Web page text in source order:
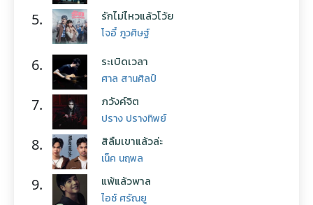
5. รักไม่ไหวแล้วโว้ย
โจอี้ ภูวศิษฐ์
6. ระเบิดเวลา
ศาล สานศิลป์
7. ภวังค์จิต
ปราง ปรางทิพย์
8. สิลืมเขาแล้วล่ะ
เน็ค นฤพล
9. แพ้แล้วพาล
ไอซ์ ศรัณยู